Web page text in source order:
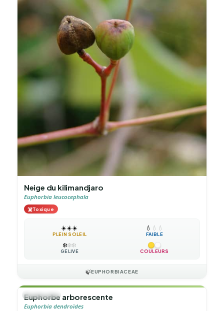
Neige du kilimandjaro
Euphorbia leucocephala
☠️Toxique
☀️☀️☀️
PLEIN SOLEIL
💧 💧 💧
FAIBLE
❄️❄️❄️
GÉLIVE COULEURS
🍃EUPHORBIACEAE
🌲ARBUSTE
Euphorbe arborescente
Euphorbia dendroïdes